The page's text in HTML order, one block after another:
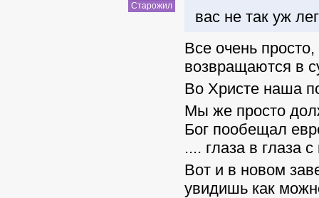
Старожил
вас не так уж
Все очень
возвращаются в
Во Христе наша
Мы же просто
Бог пообещал
.... глаза в глаза
Вот и в новом
увидишь как